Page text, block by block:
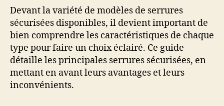
Devant la variété de modèles de serrures
sécurisées disponibles, il devient important de
bien comprendre les caractéristiques de chaque
type pour faire un choix éclairé. Ce guide
détaille les principales serrures sécurisées, en
mettant en avant leurs avantages et leurs
inconvénients.